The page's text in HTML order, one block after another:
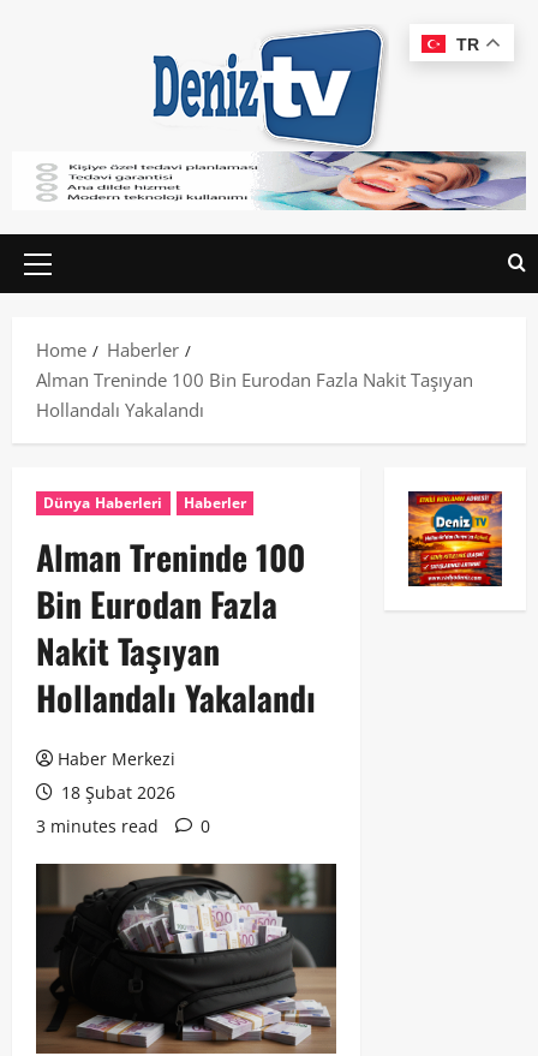
Home
Haberler
Alman Treninde 100 Bin Eurodan Fazla Nakit Taşıyan
Hollandalı Yakalandı
Dünya Haberleri Haberler
Alman Treninde 100
Bin Eurodan Fazla
Nakit Taşıyan
Hollandalı Yakalandı
Haber Merkezi
18 Şubat 2026
3 minutes read
0
TR